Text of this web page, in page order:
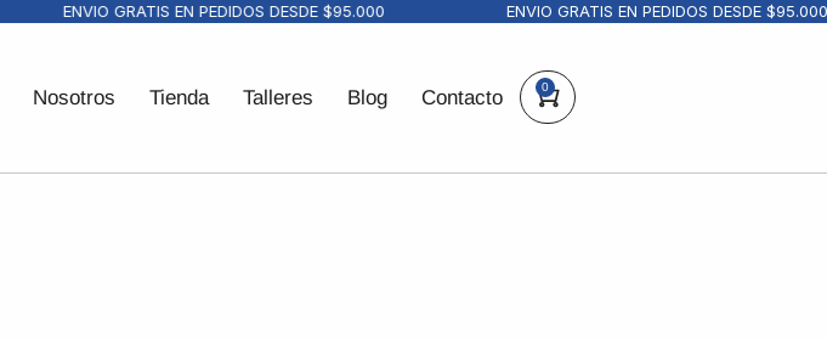
ENVIO GRATIS EN PEDIDOS DESDE $95.000 ENVIO GRATIS EN PEDIDOS DESDE $95.000
Nosotros Tienda Talleres Blog Contacto 0